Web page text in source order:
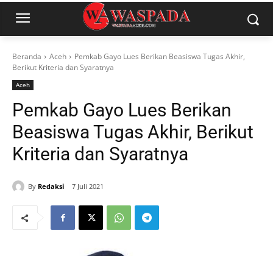
Beranda Aceh
Pemkab Gayo Lues Berikan Beasiswa Tugas Akhir,
Berikut Kriteria dan Syaratnya
Aceh
Pemkab Gayo Lues Berikan
Beasiswa Tugas Akhir, Berikut
Kriteria dan Syaratnya
By Redaksi 7 Juli 2021